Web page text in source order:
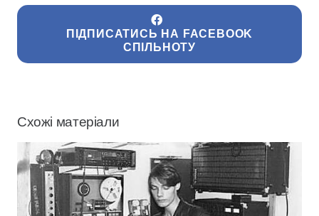
ПІДПИСАТИСЬ НА FACEBOOK
СПІЛЬНОТУ
Схожі матеріали